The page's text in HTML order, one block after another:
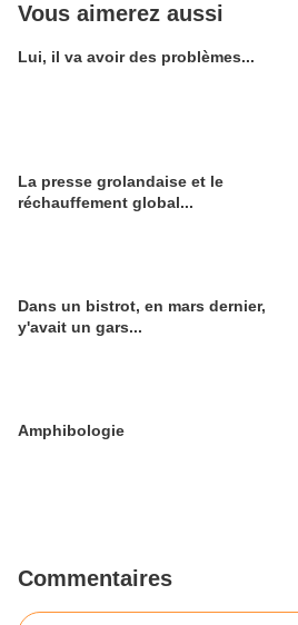
Vous aimerez aussi
Lui, il va avoir des problèmes...
La presse grolandaise et le
réchauffement global...
Dans un bistrot, en mars dernier,
y'avait un gars...
Amphibologie
Commentaires